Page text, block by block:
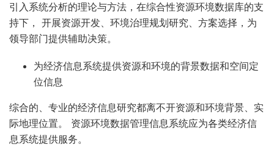
引入系统分析的理论与方法，在综合性资源环境数据库的支
持下， 开展资源开发、环境治理规划研究、方案选择，为
领导部门提供辅助决策。
为经济信息系统提供资源和环境的背景数据和空间定
位信息
综合的、专业的经济信息研究都离不开资源和环境背景、实
际地理位置。 资源环境数据管理信息系统应为各类经济信
息系统提供服务。